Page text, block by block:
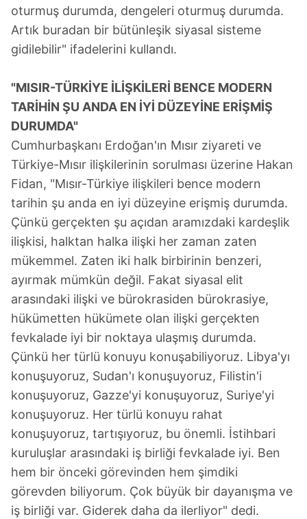
oturmuş durumda, dengeleri oturmuş durumda.
Artık buradan bir bütünleşik siyasal sisteme
gidilebilir" ifadelerini kullandı.
"MISIR-TÜRKİYE İLİŞKİLERİ BENCE MODERN
TARİHİN ŞU ANDA EN İYİ DÜZEYİNE ERİŞMİŞ
DURUMDA"
Cumhurbaşkanı Erdoğan'ın Mısır ziyareti ve
Türkiye-Mısır ilişkilerinin sorulması üzerine Hakan
Fidan, "Mısır-Türkiye ilişkileri bence modern
tarihin şu anda en iyi düzeyine erişmiş durumda.
Çünkü gerçekten şu açıdan aramızdaki kardeşlik
ilişkisi, halktan halka ilişki her zaman zaten
mükemmel. Zaten iki halk birbirinin benzeri,
ayırmak mümkün değil. Fakat siyasal elit
arasındaki ilişki ve bürokrasiden bürokrasiye,
hükümetten hükümete olan ilişki gerçekten
fevkalade iyi bir noktaya ulaşmış durumda.
Çünkü her türlü konuyu konuşabiliyoruz. Libya'yı
konuşuyoruz, Sudan'ı konuşuyoruz, Filistin'i
konuşuyoruz, Gazze'yi konuşuyoruz, Suriye'yi
konuşuyoruz. Her türlü konuyu rahat
konuşuyoruz, tartışıyoruz, bu önemli. İstihbari
kuruluşlar arasındaki iş birliği fevkalade iyi. Ben
hem bir önceki görevinden hem şimdiki
görevden biliyorum. Çok büyük bir dayanışma ve
iş birliği var. Giderek daha da ilerliyor" dedi.